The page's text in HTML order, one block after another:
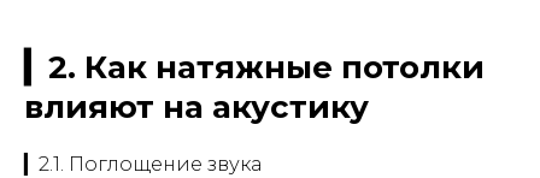
▎2. Как натяжные потолки
влияют на акустику
▎2.1. Поглощение звука